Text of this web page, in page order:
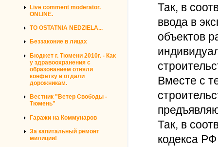
Live comment moderator.
ONLINE.
TO OSTATNIA NEDZIELA...
Беззаконие в лицах
Бюджет г. Тюмени 2010г. - Как
у здравоохранения с
образованием отняли
конфетку и отдали
дорожникам.
Вестник "Ветер Свободы -
Тюмень"
Гаражи на Коммунаров
За капитальный ремонт
милиции!
Так, в
ввода в
объектов
Вместе с
Так, в
кодекса